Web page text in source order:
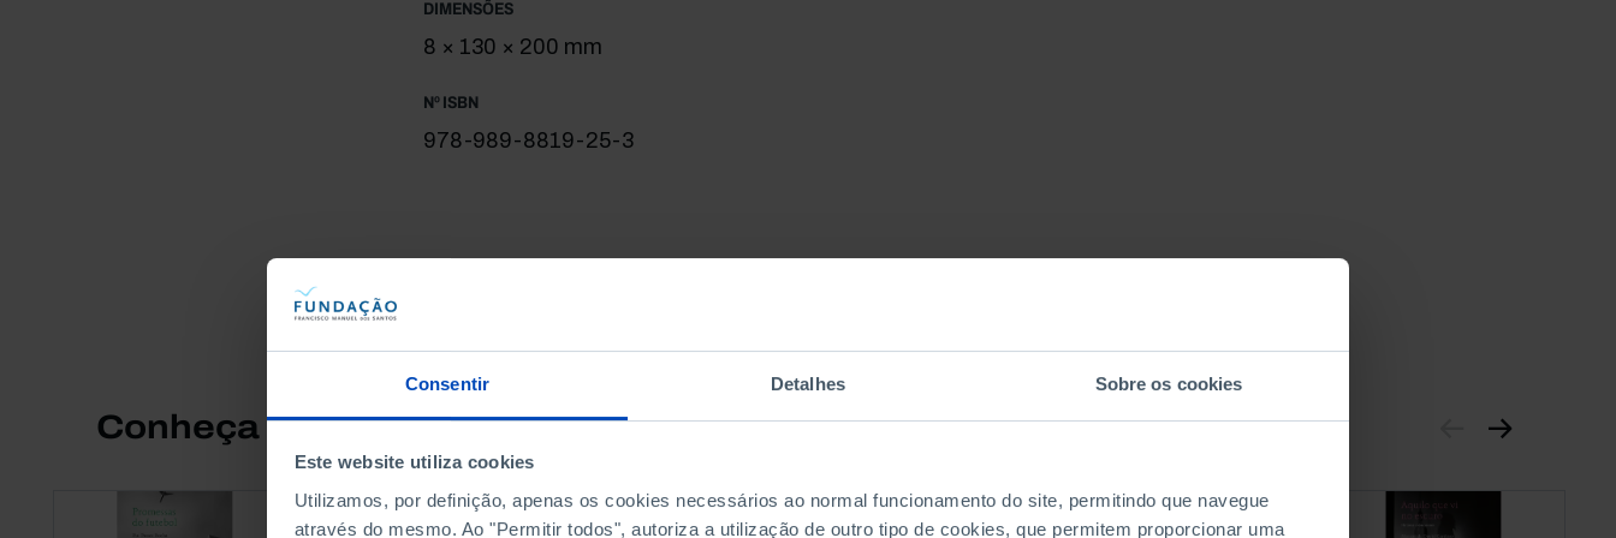
Consentir Detalhes Sobre os cookies
Este website utiliza cookies
Utilizamos, por definição, apenas os cookies necessários ao normal funcionamento do site, permitindo que navegue
através do mesmo. Ao "Permitir todos", autoriza a utilização de outro tipo de cookies, que permitem proporcionar uma
DIMENSÕES
8 × 130 × 200 mm
Nº ISBN
978-989-8819-25-3
Conheça também